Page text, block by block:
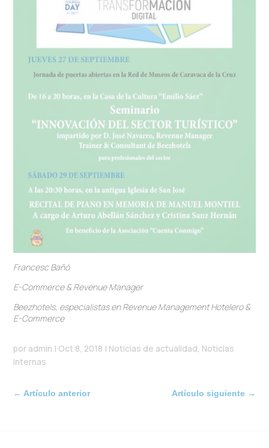
Francesc Bañó
E-Commerce& Revenue Manager
Beezhotels, especialistas en Revenue Management Hotelero &
E-Commerce
por admin | Oct 8, 2018 | Noticias de actualidad Noticias
Internas
← Artículo anterior Artículo siguiente→